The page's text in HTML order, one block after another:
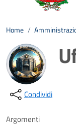
Home /
Condividi
Argomenti